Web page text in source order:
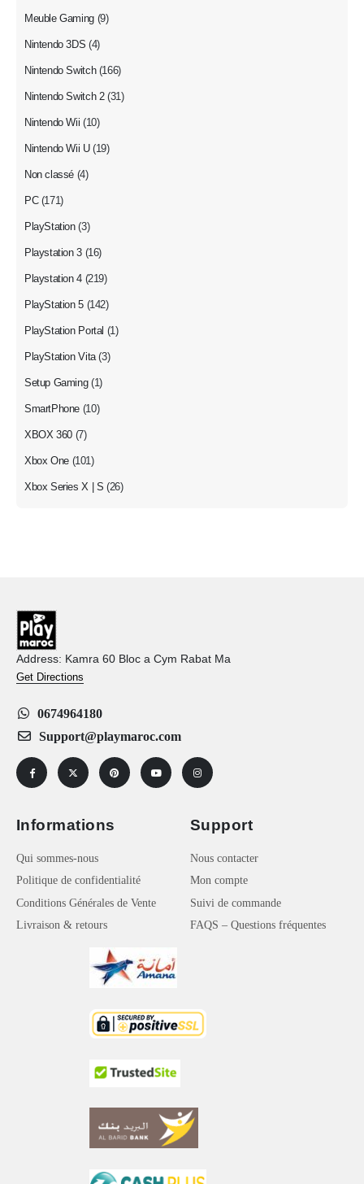
Meuble Gaming (9)
Nintendo 3DS (4)
Nintendo Switch (166)
Nintendo Switch 2 (31)
Nintendo Wii (10)
Nintendo Wii U (19)
Non classé (4)
PC (171)
PlayStation (3)
Playstation 3 (16)
Playstation 4 (219)
PlayStation 5 (142)
PlayStation Portal (1)
PlayStation Vita (3)
Setup Gaming (1)
SmartPhone (10)
XBOX 360 (7)
Xbox One (101)
Xbox Series X | S (26)
Address: Kamra 60 Bloc a Cym Rabat Ma
Get Directions
0674964180
Support@playmaroc.com
Informations
Qui sommes-nous
Politique de confidentialité
Conditions Générales de Vente
Livraison & retours
Support
Nous contacter
Mon compte
Suivi de commande
FAQS – Questions fréquentes